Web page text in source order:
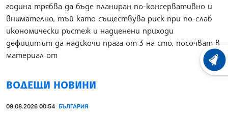
година трябва да бъде планиран по-консервативно и
внимателно, тъй като съществува риск при по-слаб
икономически ръстеж и надценени приходи
дефицитът да надскочи прага от 3 на сто, посочват в
материал от
ВОДЕЩИ НОВИНИ
09.08.2026 00:54 БЪЛГАРИЯ